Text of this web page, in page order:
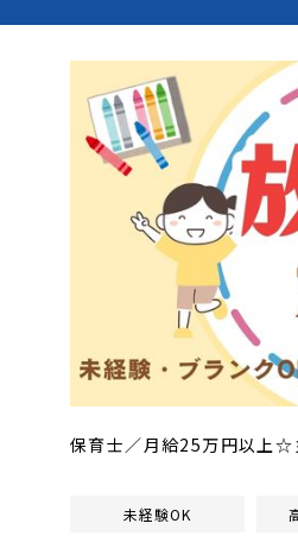
保育士／月給25万円以上
未経験OK